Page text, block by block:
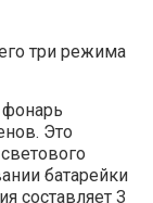
три режима
Это
батарейки
составляет 3